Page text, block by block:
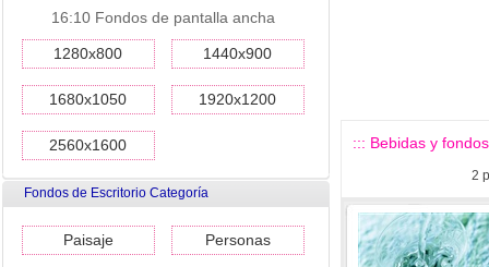
16:10 Fondos de pantalla ancha
1280x800 1440x900
1680x1050 1920x1200
2560x1600
Fondos de Escritorio Categoría
Paisaje Personas
::: Bebidas y
2